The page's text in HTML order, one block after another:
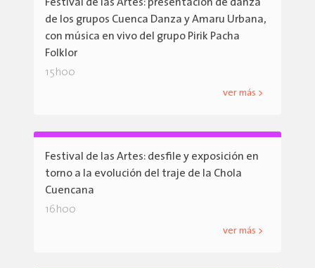
Festival de las Artes: presentación de danza
de los grupos Cuenca Danza y Amaru Urbana,
con música en vivo del grupo Pirik Pacha
Folklor
15h00
ver más >
Festival de las Artes: desfile y exposición en
torno a la evolución del traje de la Chola
Cuencana
16h00
ver más >